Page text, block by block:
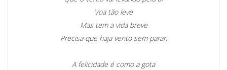
Voa tão leve
Mas tem a vida breve
Precisa que haja vento sem parar.
A felicidade é como a gota